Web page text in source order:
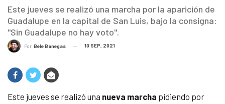
Este jueves se realizó una marcha por la aparición de
Guadalupe en la capital de San Luis, bajo la consigna:
"Sin Guadalupe no hay voto".
Por Bele Banegas 10 SEP, 2021
Este jueves se realizó una nueva marcha pidiendo por